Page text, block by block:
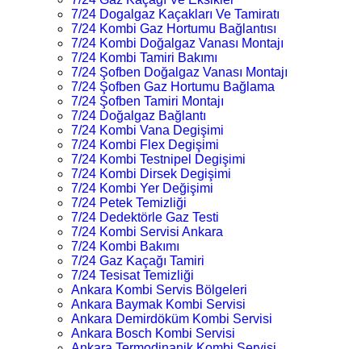
7/24 Dogalgaz Kaçakları Ve Tamiratı
7/24 Kombi Gaz Hortumu Bağlantısı
7/24 Kombi Doğalgaz Vanası Montajı
7/24 Kombi Tamiri Bakımı
7/24 Şofben Doğalgaz Vanası Montajı
7/24 Şofben Gaz Hortumu Bağlama
7/24 Şofben Tamiri Montajı
7/24 Doğalgaz Bağlantı
7/24 Kombi Vana Degişimi
7/24 Kombi Flex Degişimi
7/24 Kombi Testnipel Degişimi
7/24 Kombi Dirsek Degişimi
7/24 Kombi Yer Değişimi
7/24 Petek Temizliği
7/24 Dedektörle Gaz Testi
7/24 Kombi Servisi Ankara
7/24 Kombi Bakımı
7/24 Gaz Kaçağı Tamiri
7/24 Tesisat Temizliği
Ankara Kombi Servis Bölgeleri
Ankara Baymak Kombi Servisi
Ankara Demirdöküm Kombi Servisi
Ankara Bosch Kombi Servisi